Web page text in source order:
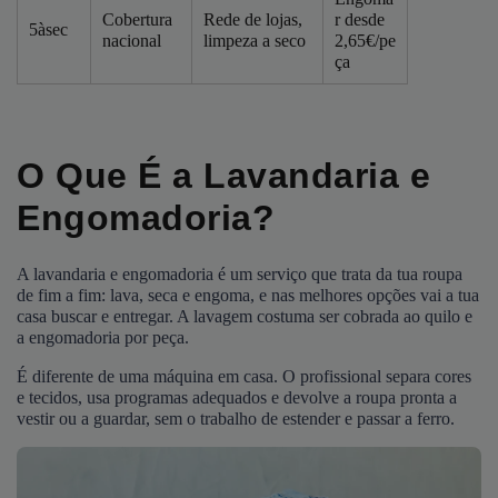
5àsec
Cobertura
nacional
Rede de lojas,
limpeza a seco
r desde
2,65€/pe
ça
O Que É a Lavandaria e
Engomadoria?
A lavandaria e engomadoria é um serviço que trata da tua roupa
de fim a fim: lava, seca e engoma, e nas melhores opções vai a tua
casa buscar e entregar. A lavagem costuma ser cobrada ao quilo e
a engomadoria por peça.
É diferente de uma máquina em casa. O profissional separa cores
e tecidos, usa programas adequados e devolve a roupa pronta a
vestir ou a guardar, sem o trabalho de estender e passar a ferro.